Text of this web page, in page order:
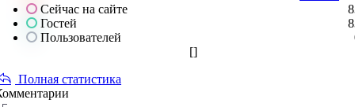
Сейчас на сайте
Гостей
Пользователей
[]
Полная статистика